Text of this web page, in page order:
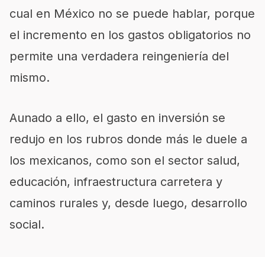
cual en México no se puede hablar, porque
el incremento en los gastos obligatorios no
permite una verdadera reingeniería del
mismo.
Aunado a ello, el gasto en inversión se
redujo en los rubros donde más le duele a
los mexicanos, como son el sector salud,
educación, infraestructura carretera y
caminos rurales y, desde luego, desarrollo
social.